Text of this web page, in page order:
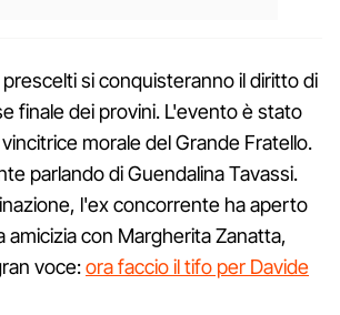
si conquisteranno il diritto di
finale dei provini. L'evento è stato
morale del Grande Fratello.
parlando di Guendalina Tavassi.
l'ex concorrente ha aperto
amicizia con Margherita Zanatta,
voce:ora faccio il tifo per Davide